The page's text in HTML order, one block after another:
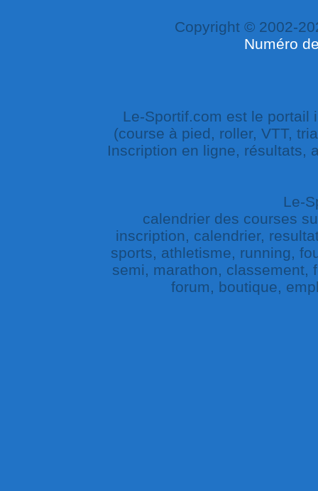
Copyright © 2002-
Numéro
Le-Sportif.com est le portail
(course à pied, roller, VTT,
Inscription en ligne, résultats,
Le-
calendrier des courses
inscription, calendrier,
sports, athletisme, running,
semi, marathon, classement,
forum, boutique,